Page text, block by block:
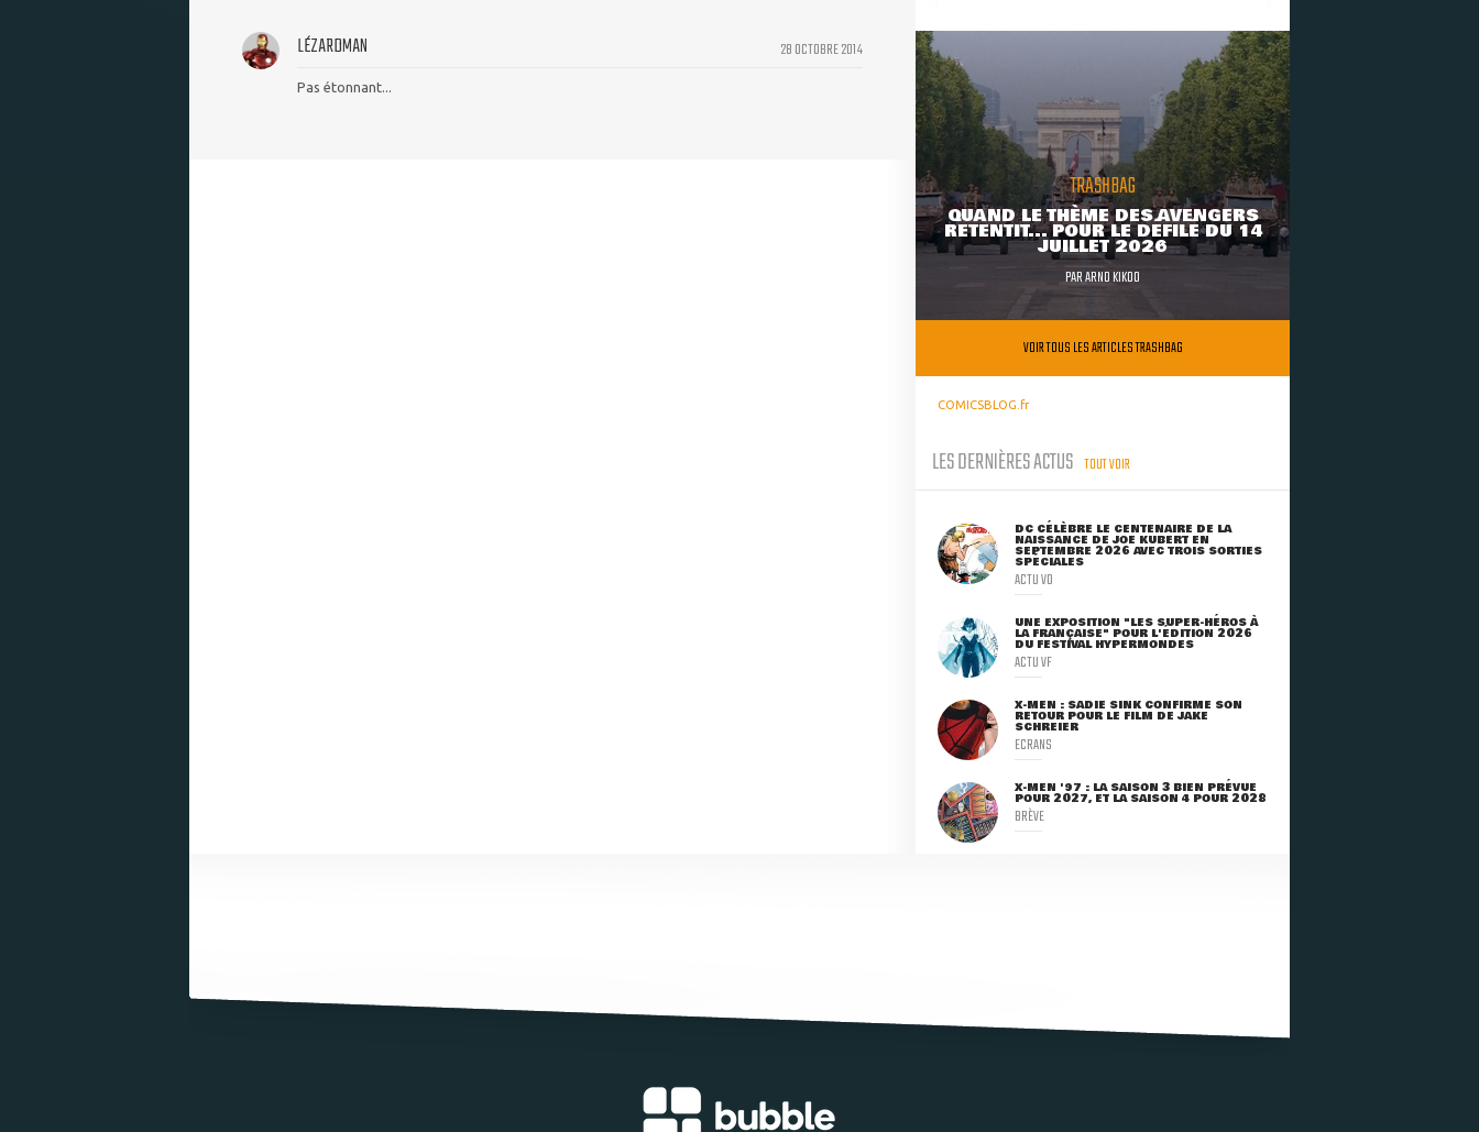
28 OCTOBRE 2014
LÉZARDMAN
Pas étonnant...
TRASHBAG
QUAND LE THÈME DES AVENGERS
RETENTIT... POUR LE DÉFILÉ DU 14
JUILLET 2026
PARARNO KIKOO
VOIR TOUS LES ARTICLES TRASHBAG
COMICSBLOG.fr
LES DERNIÈRES ACTUS TOUT VOIR
DC CÉLÈBRE LE CENTENAIRE DE LA
NAISSANCE DE JOE KUBERT EN
SEPTEMBRE 2026 AVEC TROIS SORTIES
SPÉCIALES
ACTU VO
UNE EXPOSITION "LES SUPER-HÉROS À
LA FRANÇAISE" POUR L'ÉDITION 2026
DU FESTIVAL HYPERMONDES
ACTU VF
X-MEN : SADIE SINK CONFIRME SON
RETOUR POUR LE FILM DE JAKE
SCHREIER
ECRANS
X-MEN '97 : LA SAISON 3 BIEN PRÉVUE
POUR 2027, ET LA SAISON 4 POUR 2028
BRÈVE